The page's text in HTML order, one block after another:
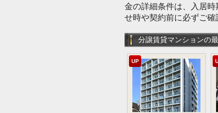
金の詳細条件は、入居
せ時や契約前に必ずご
分譲賃貸マンションの
UP